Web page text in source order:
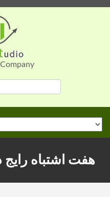
هفت اشتباه